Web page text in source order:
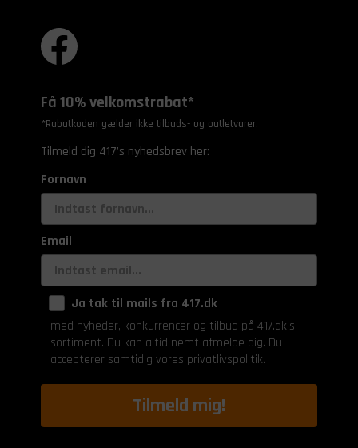
Få 10% velkomstrabat*
*Rabatkoden gælder ikke tilbuds- og outletvarer.
Tilmeld dig 417's nyhedsbrev her:
Fornavn
Email
Ja tak til mails fra 417.dk
med nyheder, konkurrencer og tilbud på 417.dk's
sortiment. Du kan altid nemt afmelde dig. Du
accepterer samtidig vores privatlivspolitik.
Tilmeld mig!